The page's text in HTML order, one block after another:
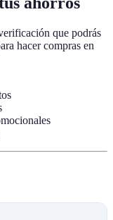
que podrás
hacer compras en